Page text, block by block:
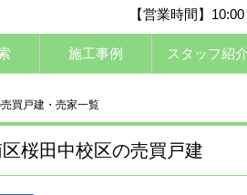
【営業時間】
施工事例 スタッフ紹介
買戸建・売家一覧
桜田中校区の売買戸建